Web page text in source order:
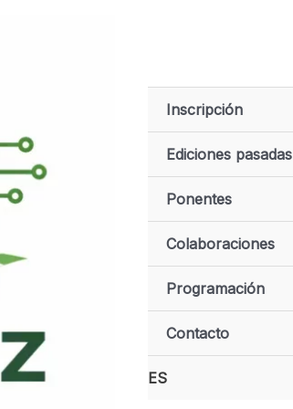
Inscripción
Ediciones pasadas
Ponentes
Colaboraciones
Programación
Contacto
ES